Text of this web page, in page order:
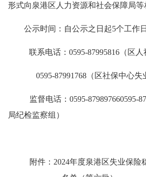
形式向泉港区人力资源和社会保障局等
公示时间：自公示之日起5个工作日
联系电话： 0595-87995816 （区
0595-87991768 （区社保中心
监督电话： 0595-879897660595-
局纪检监察组）
附件： 2024年度泉港区失业保险